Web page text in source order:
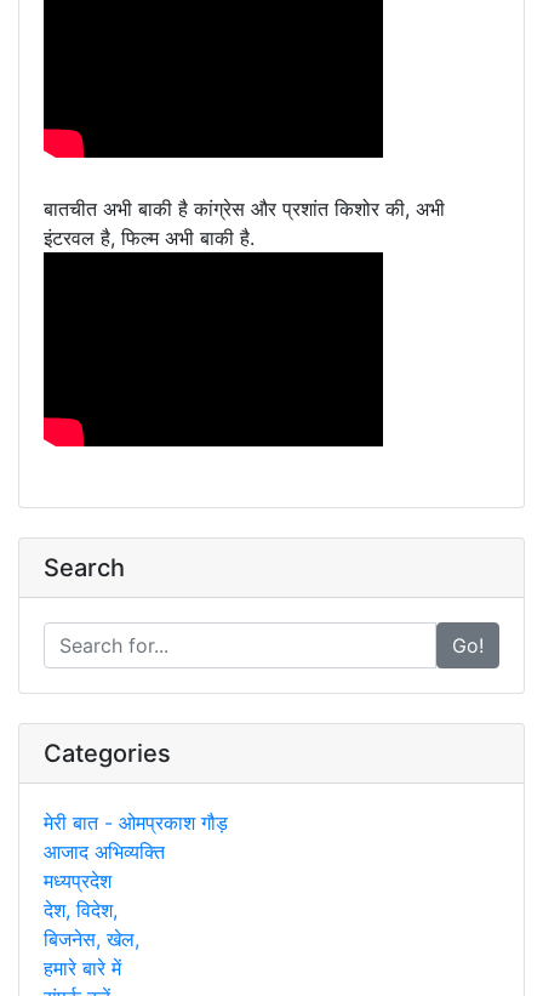
बातचीत अभी बाकी है कांग्रेस और प्रशांत किशोर की, अभी
इंटरवल है, फिल्म अभी बाकी है.
Search
Go!
Categories
मेरी बात - ओमप्रकाश गौड़
आजाद अभिव्यक्ति
मध्यप्रदेश
देश, विदेश,
बिजनेस, खेल,
हमारे बारे में